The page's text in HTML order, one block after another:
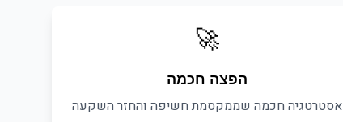
🚀
הפצה חכמה
אסטרטגיה חכמה שממקסמת חשיפה והחזר השקעה